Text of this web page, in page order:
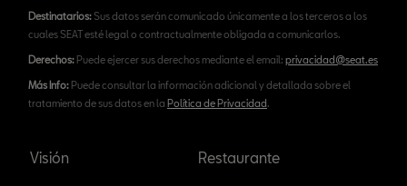
Destinatarios:Sus datos serán comunicado únicamente a los terceros a los
cuales SEAT esté legal o contractualmente obligada a comunicarlos.
Derechos: Puede ejercer sus derechos mediante el email: privacidad@seat.es
Más Info: Puede consultar la información adicional y detallada sobre el
tratamiento de sus datos en la Política de Privacidad.
Visión Restaurante